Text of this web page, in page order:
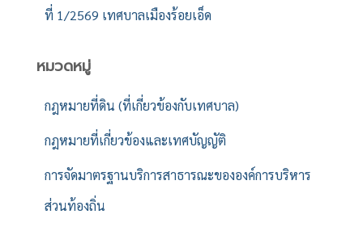
ที่ 1/2569 เทศบาลเมืองร้อยเอ็ด
หมวดหมู่
กฎหมายที่ดิน (ที่เกี่ยวข้องกับเทศบาล)
กฎหมายที่เกี่ยวข้องและเทศบัญญัติ
การจัดมาตรฐานบริการสาธารณะขององค์การบริหาร
ส่วนท้องถิ่น